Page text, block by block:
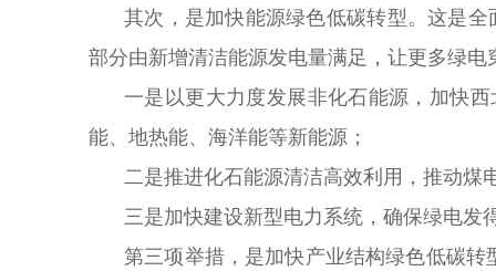
其次，是加快能源绿色低碳转型。这是全
部分由新增清洁能源发电量满足，让更多绿
一是以更大力度发展非化石能源，加快
能、地热能、海洋能等新能源；
二是推进化石能源清洁高效利用，推动煤
三是加快建设新型电力系统，确保绿电发
第三项举措，是加快产业结构绿色低碳转